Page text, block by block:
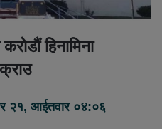
हिनामिना
२१, आईतवार ०४:०६